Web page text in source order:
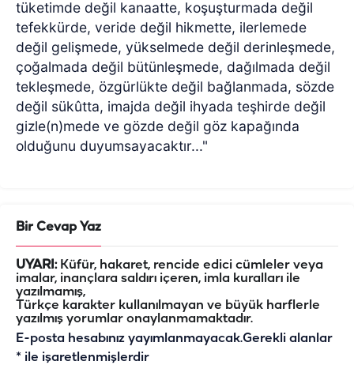
tüketimde değil kanaatte, koşuşturmada değil
tefekkürde, veride değil hikmette, ilerlemede
değil gelişmede, yükselmede değil derinleşmede,
çoğalmada değil bütünleşmede, dağılmada değil
tekleşmede, özgürlükte değil bağlanmada, sözde
değil sükûtta, imajda değil ihyada teşhirde değil
gizle(n)mede ve gözde değil göz kapağında
olduğunu duyumsayacaktır..."
Bir Cevap Yaz
UYARI:Küfür, hakaret, rencide edici cümleler veya
imalar, inançlara saldırı içeren, imla kuralları ile
yazılmamış,
Türkçe karakter kullanılmayan ve büyük harflerle
yazılmış yorumlar onaylanmamaktadır.
E-posta hesabınız yayımlanmayacak.Gerekli alanlar
* ile işaretlenmişlerdir